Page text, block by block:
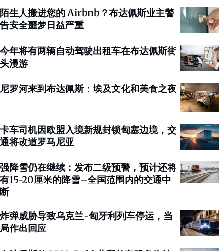
陌生人搬进您的 Airbnb？布达佩斯业主警
告安全噩梦日益严重
今年将有两辆自动驾驶出租车在布达佩斯街
头漫游
尼罗河来到布达佩斯：埃及文化和美食之夜
卡车司机因欧盟入境新规封锁匈塞边境，交
通将改道罗马尼亚
强降雪仍在继续：发布二级预警，预计还将
有15-20厘米的降雪–全国范围内的交通中
断
炸弹威胁导致乌克兰-匈牙利列车停运，当
局作出回应